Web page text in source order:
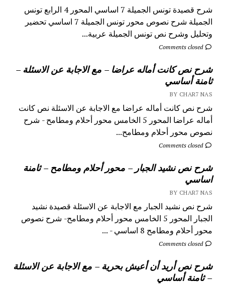
شرح قصيدة تونس الجميلة 7 اساسي المحور 4 الرابع تونس
الجميلة شرح نصوص محور تونس الجميلة 7 اساسي تحضير
وتحليل وشرح نص تونس الجميلة عربية...
Comments closed
شرح نص كانت أماله عراضا – مع الاجابة عن الاسئلة –
ثامنة أساسي
BY CHAR7 NAS
شرح نص كانت أماله عراضا مع الاجابة عن الاسئلة نص كانت
أماله عراضا المحور 5 الخامس محور أحلام ومطامح - شرح
نصوص محور أحلام ومطامح...
Comments closed
شرح نص نشيد الجبار – محور أحلام ومطامح – ثامنة
اساسي
BY CHAR7 NAS
شرح نص نشيد الجبار مع الاجابة عن الاسئلة قصيدة نشيد
الجبار المحور 5 الخامس محور أحلام ومطامح- شرح نصوص
محور أحلام ومطامح 8 اساسي - ...
Comments closed
شرح نص أريد أن أعيش بحرية – مع الاجابة عن الاسئلة
– ثامنة أساسي